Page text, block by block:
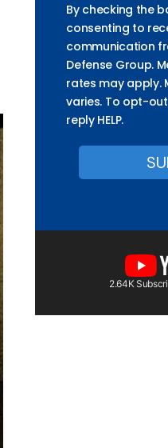
By checking the
consenting to
communication
Defense Group.
rates may apply.
varies. To opt-
reply HELP.
2.64K